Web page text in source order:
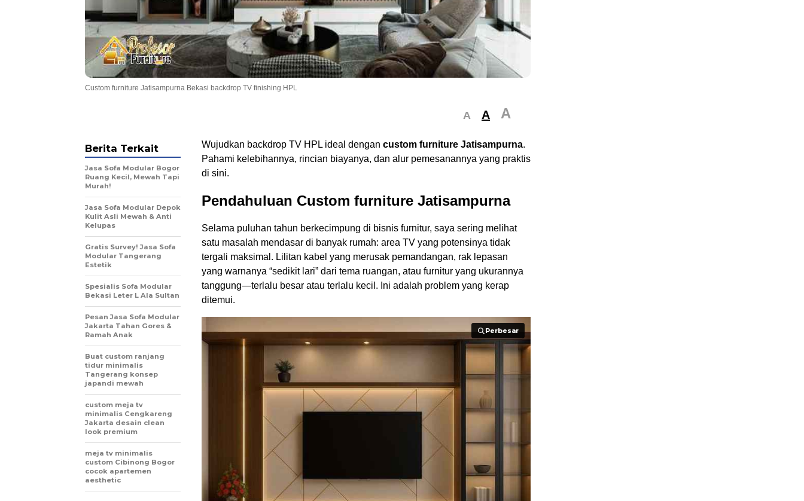
Custom furniture Jatisampurna Bekasi backdrop TV finishing HPL
A A A
Wujudkan backdrop TV HPL ideal dengan custom furniture Jatisampurna.
Pahami kelebihannya, rincian biayanya, dan alur pemesanannya yang praktis
di sini.
Pendahuluan Custom furniture Jatisampurna
Selama puluhan tahun berkecimpung di bisnis furnitur, saya sering melihat
satu masalah mendasar di banyak rumah: area TV yang potensinya tidak
tergali maksimal. Lilitan kabel yang merusak pemandangan, rak lepasan
yang warnanya “sedikit lari” dari tema ruangan, atau furnitur yang ukurannya
tanggung—terlalu besar atau terlalu kecil. Ini adalah problem yang kerap
ditemui.
Perbesar
Perbesar
Berita Terkait
Jasa Sofa Modular Bogor
Ruang Kecil, Mewah Tapi
Murah!
Jasa Sofa Modular Depok
Kulit Asli Mewah & Anti
Kelupas
Gratis Survey! Jasa Sofa
Modular Tangerang
Estetik
Spesialis Sofa Modular
Bekasi Leter L Ala Sultan
Pesan Jasa Sofa Modular
Jakarta Tahan Gores &
Ramah Anak
Buat custom ranjang
tidur minimalis
Tangerang konsep
japandi mewah
custom meja tv
minimalis Cengkareng
Jakarta desain clean
look premium
meja tv minimalis
custom Cibinong Bogor
cocok apartemen
aesthetic